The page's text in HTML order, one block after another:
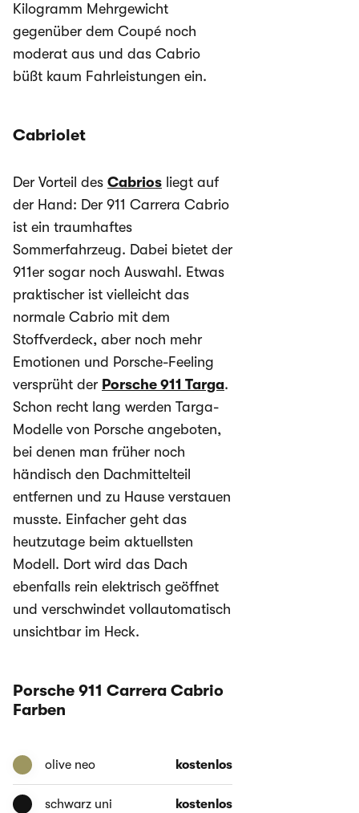
Kilogramm Mehrgewicht
gegenüber dem Coupé noch
moderat aus und das Cabrio
büßt kaum Fahrleistungen ein.
Cabriolet
Der Vorteil des Cabrios liegt auf
der Hand: Der 911 Carrera Cabrio
ist ein traumhaftes
Sommerfahrzeug. Dabei bietet der
911er sogar noch Auswahl. Etwas
praktischer ist vielleicht das
normale Cabrio mit dem
Stoffverdeck, aber noch mehr
Emotionen und Porsche-Feeling
versprüht der Porsche 911 Targa.
Schon recht lang werden Targa-
Modelle von Porsche angeboten,
bei denen man früher noch
händisch den Dachmittelteil
entfernen und zu Hause verstauen
musste. Einfacher geht das
heutzutage beim aktuellsten
Modell. Dort wird das Dach
ebenfalls rein elektrisch geöffnet
und verschwindet vollautomatisch
unsichtbar im Heck.
Porsche 911 Carrera Cabrio
Farben
olive neo kostenlos
schwarz uni kostenlos